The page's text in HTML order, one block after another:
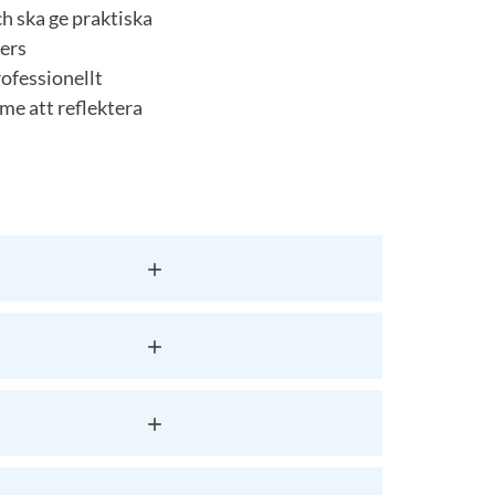
ska ge praktiska
att reflektera